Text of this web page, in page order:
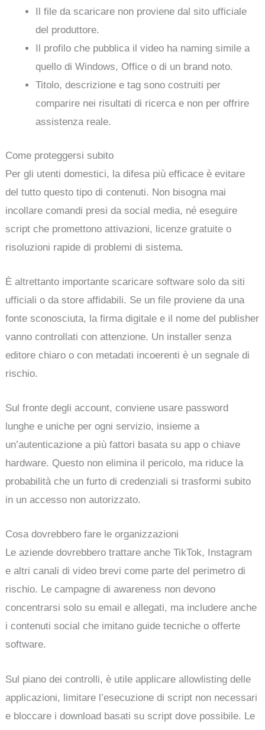
Il file da scaricare non proviene dal sito ufficiale
del produttore.
Il profilo che pubblica il video ha naming simile a
quello di Windows, Office o di un brand noto.
Titolo, descrizione e tag sono costruiti per
comparire nei risultati di ricerca e non per offrire
assistenza reale.
Come proteggersi subito
Per gli utenti domestici, la difesa più efficace è evitare
del tutto questo tipo di contenuti. Non bisogna mai
incollare comandi presi da social media, né eseguire
script che promettono attivazioni, licenze gratuite o
risoluzioni rapide di problemi di sistema.
È altrettanto importante scaricare software solo da siti
ufficiali o da store affidabili. Se un file proviene da una
fonte sconosciuta, la firma digitale e il nome del publisher
vanno controllati con attenzione. Un installer senza
editore chiaro o con metadati incoerenti è un segnale di
rischio.
Sul fronte degli account, conviene usare password
lunghe e uniche per ogni servizio, insieme a
un’autenticazione a più fattori basata su app o chiave
hardware. Questo non elimina il pericolo, ma riduce la
probabilità che un furto di credenziali si trasformi subito
in un accesso non autorizzato.
Cosa dovrebbero fare le organizzazioni
Le aziende dovrebbero trattare anche TikTok, Instagram
e altri canali di video brevi come parte del perimetro di
rischio. Le campagne di awareness non devono
concentrarsi solo su email e allegati, ma includere anche
i contenuti social che imitano guide tecniche o offerte
software.
Sul piano dei controlli, è utile applicare allowlisting delle
applicazioni, limitare l’esecuzione di script non necessari
e bloccare i download basati su script dove possibile. Le